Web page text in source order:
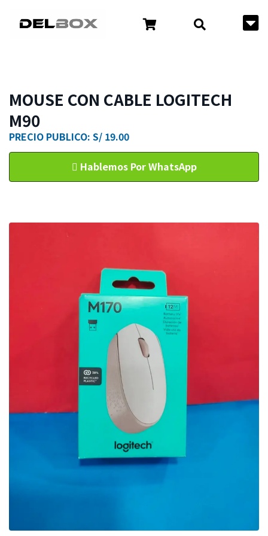
MOUSE CON CABLE LOGITECH
M90
PRECIO PUBLICO: S/ 19.00
Hablemos Por WhatsApp